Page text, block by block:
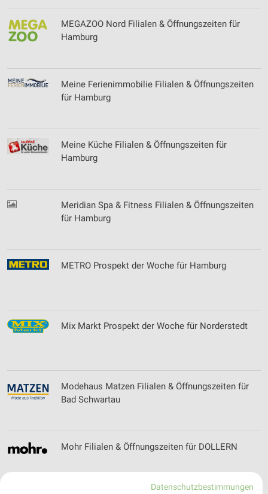
MEGAZOO Nord Filialen & Öffnungszeiten für
Hamburg
Meine Ferienimmobilie Filialen & Öffnungszeiten
für Hamburg
Meine Küche Filialen & Öffnungszeiten für
Hamburg
Meridian Spa & Fitness Filialen & Öffnungszeiten
für Hamburg
METRO Prospekt der Woche für Hamburg
Mix Markt Prospekt der Woche für Norderstedt
Modehaus Matzen Filialen & Öffnungszeiten für
Bad Schwartau
Mohr Filialen & Öffnungszeiten für DOLLERN
Datenschutzbestimmungen